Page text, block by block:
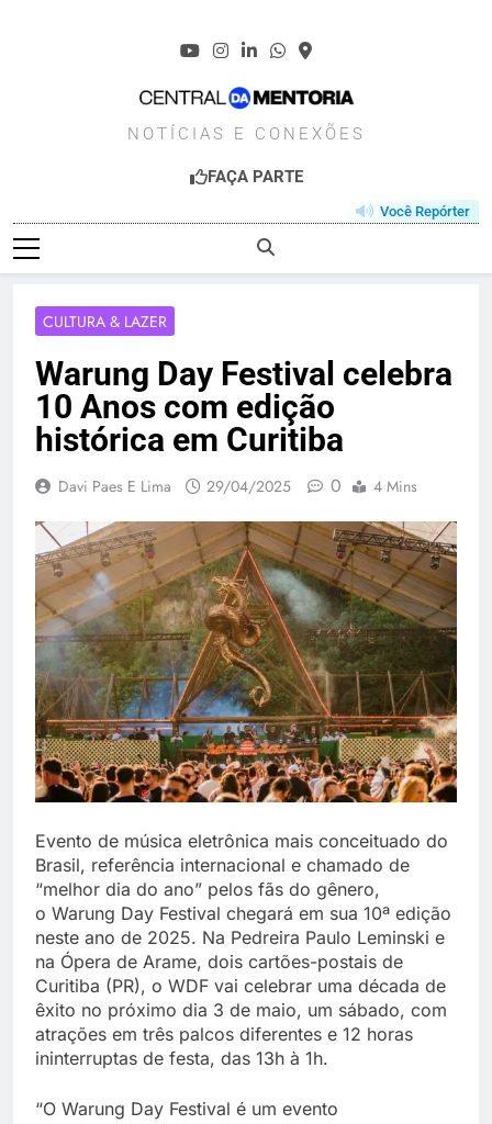
NOTÍCIAS E CONEXÕES
FAÇA PARTE
Você Repórter
CULTURA & LAZER
Warung Day Festival celebra
10 Anos com edição
histórica em Curitiba
Davi Paes E Lima 29/04/2025 0 4 Mins
Evento de música eletrônica mais conceituado do
Brasil, referência internacional e chamado de
“melhor dia do ano” pelos fãs do gênero,
o Warung Day Festival chegará em sua 10ª edição
neste ano de 2025. Na Pedreira Paulo Leminski e
na Ópera de Arame, dois cartões-postais de
Curitiba (PR), o WDF vai celebrar uma década de
êxito no próximo dia 3 de maio, um sábado, com
atrações em três palcos diferentes e 12 horas
ininterruptas de festa, das 13h à 1h.
“O Warung Day Festival é um evento